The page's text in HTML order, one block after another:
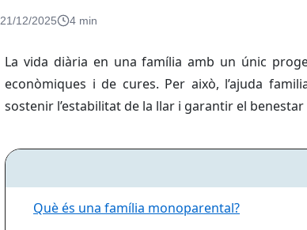
21/12/2025 4 min
La vida diària en una família amb un únic
econòmiques i de cures. Per això, l’ajuda
sostenir l’estabilitat de la llar i garantir el benestar
Què és una família monoparental?